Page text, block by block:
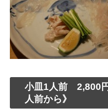
小皿1人前 2,800
人前から》